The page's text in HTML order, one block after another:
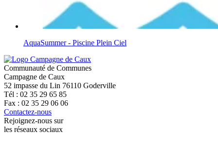
AquaSummer - Piscine Plein Ciel
Communauté de Communes
Campagne de Caux
52 impasse du Lin 76110 Goderville
Tél : 02 35 29 65 85
Fax : 02 35 29 06 06
Contactez-nous
Rejoignez-nous sur
les réseaux sociaux